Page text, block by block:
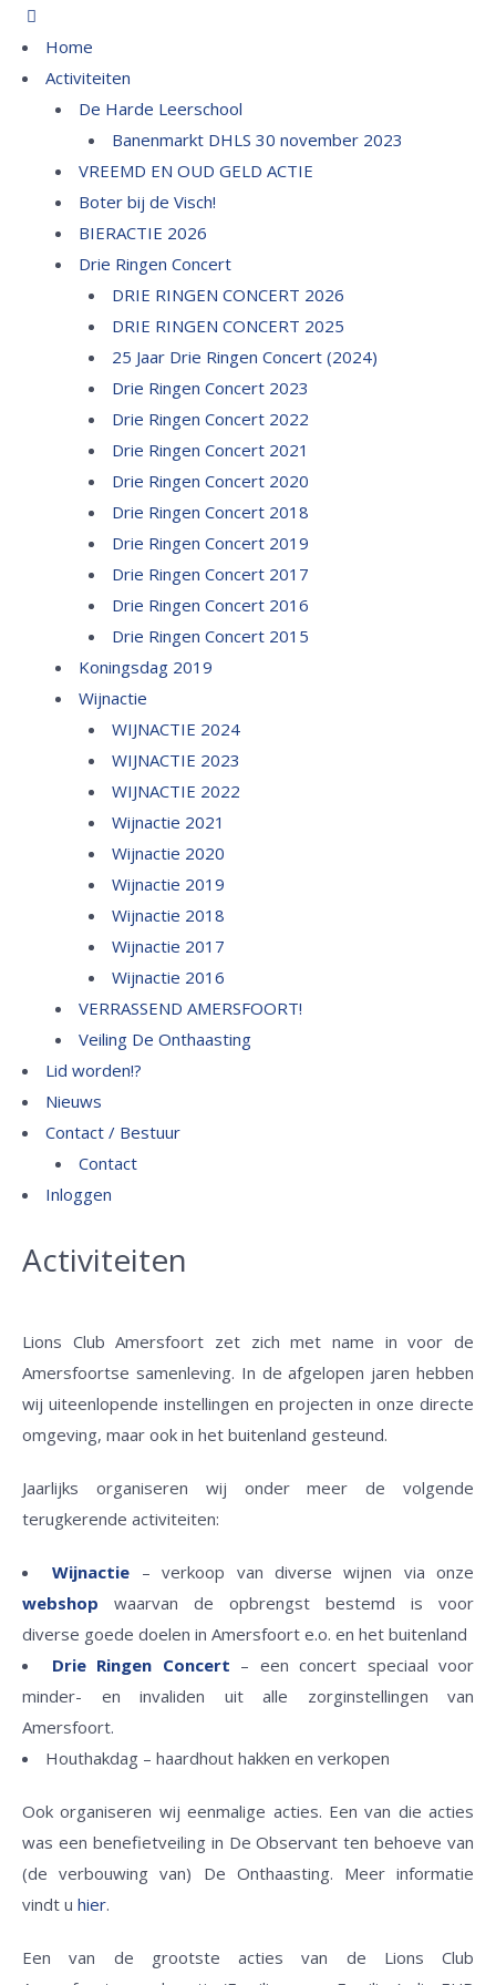
Home
Activiteiten
De Harde Leerschool
Banenmarkt DHLS 30 november 2023
VREEMD EN OUD GELD ACTIE
Boter bij de Visch!
BIERACTIE 2026
Drie Ringen Concert
DRIE RINGEN CONCERT 2026
DRIE RINGEN CONCERT 2025
25 Jaar Drie Ringen Concert (2024)
Drie Ringen Concert 2023
Drie Ringen Concert 2022
Drie Ringen Concert 2021
Drie Ringen Concert 2020
Drie Ringen Concert 2018
Drie Ringen Concert 2019
Drie Ringen Concert 2017
Drie Ringen Concert 2016
Drie Ringen Concert 2015
Koningsdag 2019
Wijnactie
WIJNACTIE 2024
WIJNACTIE 2023
WIJNACTIE 2022
Wijnactie 2021
Wijnactie 2020
Wijnactie 2019
Wijnactie 2018
Wijnactie 2017
Wijnactie 2016
VERRASSEND AMERSFOORT!
Veiling De Onthaasting
Lid worden!?
Nieuws
Contact / Bestuur
Contact
Inloggen
Activiteiten
Lions Club Amersfoort zet zich met name in voor de
Amersfoortse samenleving. In de afgelopen jaren hebben
wij uiteenlopende instellingen en projecten in onze directe
omgeving, maar ook in het buitenland gesteund.
Jaarlijks organiseren wij onder meer de volgende
terugkerende activiteiten:
Wijnactie – verkoop van diverse wijnen via onze
webshop waarvan de opbrengst bestemd is voor
diverse goede doelen in Amersfoort e.o. en het buitenland
Drie Ringen Concert – een concert speciaal voor
minder- en invaliden uit alle zorginstellingen van
Amersfoort.
Houthakdag – haardhout hakken en verkopen
Ook organiseren wij eenmalige acties. Een van die acties
was een benefietveiling in De Observant ten behoeve van
(de verbouwing van) De Onthaasting. Meer informatie
vindt u hier.
Een van de grootste acties van de Lions Club